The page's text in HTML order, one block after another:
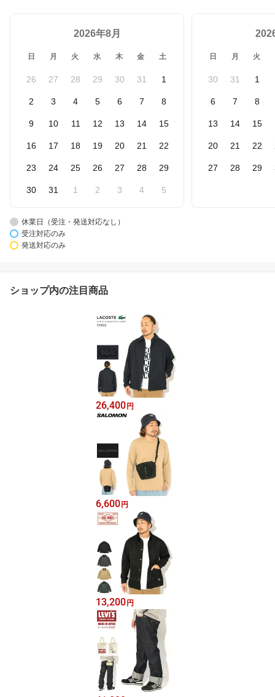
2026年8月
日 月 火 水 木 金 土
26 27 28 29 30 31 1
2 3 4 5 6 7 8
9 10 11 12 13 14 15
16 17 18 19 20 21 22
23 24 25 26 27 28 29
30 31 1 2 3 4 5
日 月 火
30 31 1
6 7 8
13 14 15
20 21 22
27 28 29
休業日（受注・発送対応なし）
受注対応のみ
発送対応のみ
ショップ内の注目商品
26,400 円
6,600 円
13,200 円